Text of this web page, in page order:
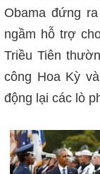
Obama đứng
ngầm hỗ trợ
Triều Tiên
công Hoa Kỳ
động lại các lò